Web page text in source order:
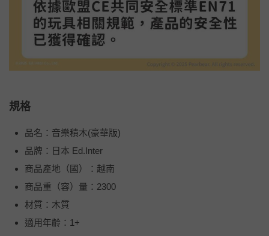
規格
品名：音樂積木(豪華版)
品牌：日本 Ed.Inter
商品產地（國）：越南
商品重（容）量：2300
材質：木質
適用年齡：1+